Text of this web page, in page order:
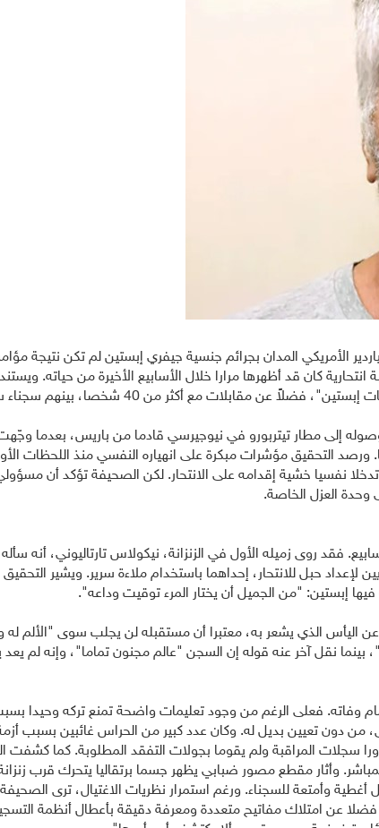
الأمريكي المدان بجرائم جنسية جيفري إبستين لم تكن نتيجة
والصور ومقاطع الفيديو التي أُفرج عنها بموجب
فإن إبستين أُوقف يوم 6 يوليو/تموز 2019 فور وصوله إلى مطار تيتربورو في نيوجيرسي قادما
وهي اتهامات كانت تهدده بالسجن لمدة تصل إلى 45 عاما. ورصد التحقيق مؤشرات مبكرة على انهياره
نفسيا خشية إقدامه على الانتحار. لكن الصحيفة تؤكد أن
وحدة العزل الخاصة.
فقد روى زميله الأول في الزنزانة، نيكولاس تارتاليوني، أنه
لإعداد حبل للانتحار، إحداهما باستخدام ملاءة سرير. ويشير
إبستين: "من الجميل أن يختار المرء توقيت وداعه".
الذي يشعر به، معتبرا أن مستقبله لن يجلب سوى "الألم
نقل آخر عنه قوله إن السجن "عالم مجنون تماما"، وإنه لم يعد
وفاته. فعلى الرغم من وجود تعليمات واضحة تمنع تركه وحيدا
إلى منشأة أخرى، من دون تعيين بديل له. وكان عدد كبير من الحراس غائبين
سجلات المراقبة ولم يقوما بجولات التفقد المطلوبة. كما كشفت
وأثار مقطع مصور ضبابي يظهر جسما برتقاليا يتحرك قرب
وأمتعة للسجناء. ورغم استمرار نظريات الاغتيال، ترى
فضلا عن امتلاك مفاتيح متعددة ومعرفة دقيقة بأعطال أنظمة